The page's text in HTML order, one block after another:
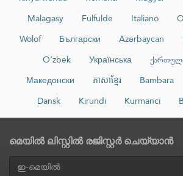
Malagasy
Fulfulde Italiano
Wolof
Български Azərbaycan
O‘zbek
Українська
Македонски
ភាសាខ្មែរ Bambara
Dansk
Kirundi Kurmancî
മെയിൽ ലിസ്റ്റിൽ രജിസ്റ്റർ ചെയ്യാൻ